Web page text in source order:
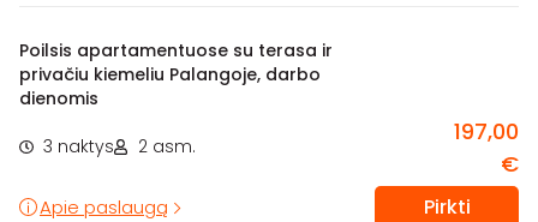
Poilsis apartamentuose su terasa ir
privačiu kiemeliu Palangoje, darbo
dienomis
3 naktys 2 asm.
197,00
€
Apie paslaugą Pirkti